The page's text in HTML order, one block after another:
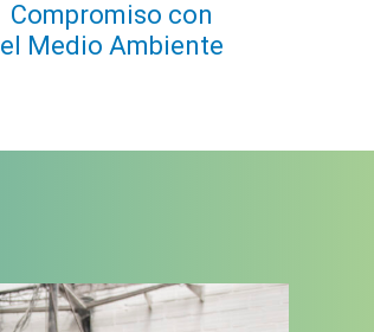
Compromiso con
el Medio Ambiente